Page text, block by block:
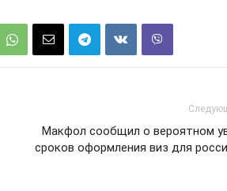
Макфол сообщил о вероятном
сроков оформления виз для